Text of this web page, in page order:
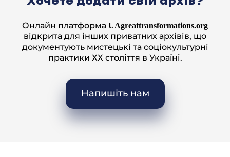
Онлайн платформа UAgreattransformations.org
відкрита для інших приватних архівів, що
документують мистецькі та соціокультурні
практики ХХ століття в Україні.
Напишіть нам